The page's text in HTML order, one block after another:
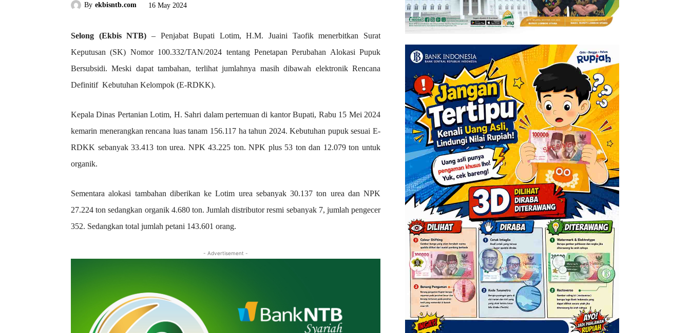
By ekbisntb.com 16 May 2024
Selong (Ekbis NTB) – Penjabat Bupati Lotim, H.M. Juaini Taofik menerbitkan Surat
Keputusan (SK) Nomor 100.332/TAN/2024 tentang Penetapan Perubahan Alokasi Pupuk
Bersubsidi. Meski dapat tambahan, terlihat jumlahnya masih dibawah elektronik Rencana
Definitif Kebutuhan Kelompok (E-RDKK).
Kepala Dinas Pertanian Lotim, H. Sahri dalam pertemuan di kantor Bupati, Rabu 15 Mei 2024
kemarin menerangkan rencana luas tanam 156.117 ha tahun 2024. Kebutuhan pupuk sesuai E-
RDKK sebanyak 33.413 ton urea. NPK 43.225 ton. NPK plus 53 ton dan 12.079 ton untuk
organik.
Sementara alokasi tambahan diberikan ke Lotim urea sebanyak 30.137 ton urea dan NPK
27.224 ton sedangkan organik 4.680 ton. Jumlah distributor resmi sebanyak 7, jumlah pengecer
352. Sedangkan total jumlah petani 143.601 orang.
- Advertisement -